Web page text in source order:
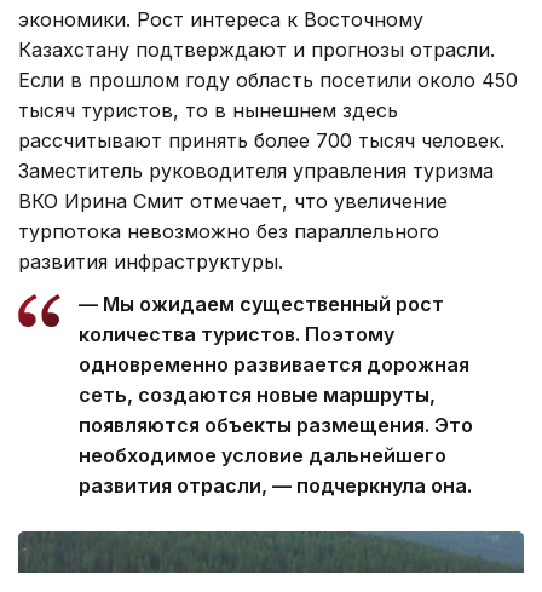
экономики. Рост интереса к Восточному
Казахстану подтверждают и прогнозы отрасли.
Если в прошлом году область посетили около 450
тысяч туристов, то в нынешнем здесь
рассчитывают принять более 700 тысяч человек.
Заместитель руководителя управления туризма
ВКО Ирина Смит отмечает, что увеличение
турпотока невозможно без параллельного
развития инфраструктуры.
— Мы ожидаем существенный рост
количества туристов. Поэтому
одновременно развивается дорожная
сеть, создаются новые маршруты,
появляются объекты размещения. Это
необходимое условие дальнейшего
развития отрасли, — подчеркнула она.